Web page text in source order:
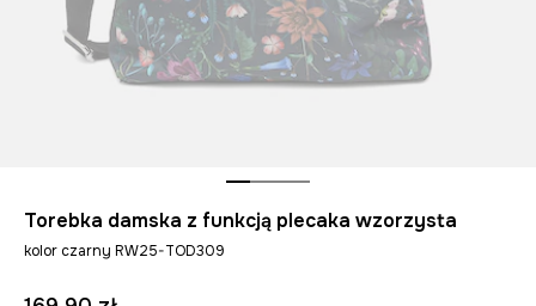
Torebka damska z funkcją plecaka wzorzysta
kolor czarny RW25-TOD309